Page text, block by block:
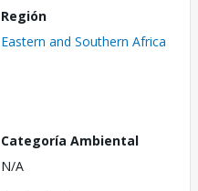
Región
Eastern and Southern Africa
Categoría Ambiental
N/A